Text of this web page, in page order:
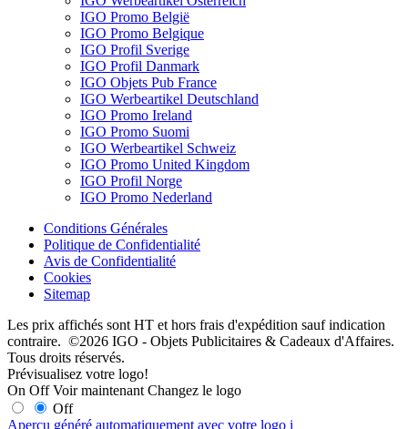
IGO Promo België
IGO Promo Belgique
IGO Profil Sverige
IGO Profil Danmark
IGO Objets Pub France
IGO Werbeartikel Deutschland
IGO Promo Ireland
IGO Promo Suomi
IGO Werbeartikel Schweiz
IGO Promo United Kingdom
IGO Profil Norge
IGO Promo Nederland
Conditions Générales
Politique de Confidentialité
Avis de Confidentialité
Cookies
Sitemap
Les prix affichés sont HT et hors frais d'expédition sauf indication
contraire. ©2026 IGO - Objets Publicitaires & Cadeaux d'Affaires.
Tous droits réservés.
Prévisualisez votre logo!
On Off Voir maintenant Changez le logo
Off
Aperçu généré automatiquement avec votre logo i